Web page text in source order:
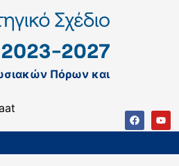
Πόρων και